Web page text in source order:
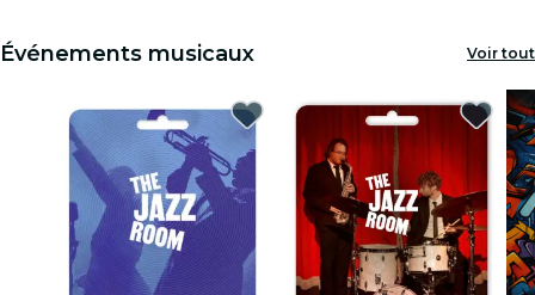
Événements musicaux Voir tout